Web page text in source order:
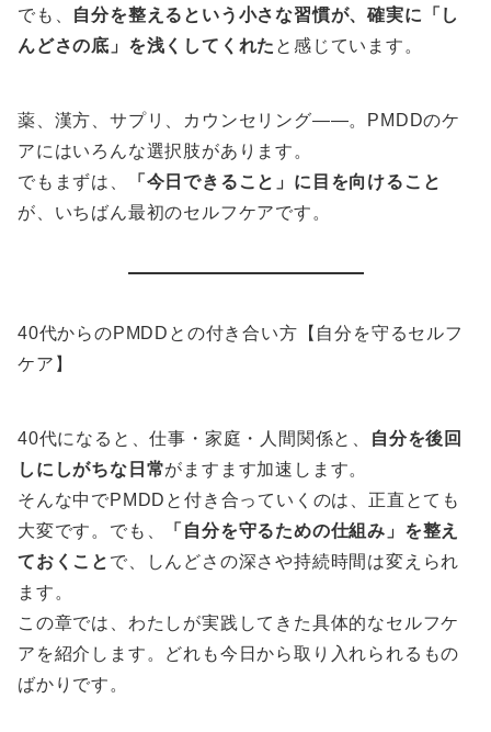
でも、 自分を整えるという小さな習慣が、確実に「し
んどさの底」を浅くしてくれた と感じています。
薬、漢方、サプリ、カウンセリング——。PMDDのケ
アにはいろんな選択肢があります。
でもまずは、
「今日できること」に目を向けること
が、いちばん最初のセルフケアです。
40代からのPMDDとの付き合い方【自分を守るセルフ
ケア】
40代になると、仕事・家庭・人間関係と、
自分を後回
しにしがちな日常がますます加速します。
そんな中でPMDDと付き合っていくのは、正直とても
大変です。でも、
「自分を守るための仕組み」を整え
ておくこと で、しんどさの深さや持続時間は変えられ
ます。
この章では、わたしが実践してきた具体的なセルフケ
アを紹介します。どれも今日から取り入れられるもの
ばかりです。